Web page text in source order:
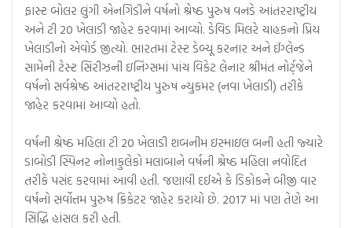
ફાસ્ટ બોલર લુંગી એનગિડીને વર્ષનો શ્રેષ્ઠ પુરુષ વનડે આંતરરાષ્ટ્રીય
અને ટી 20 ખેલાડી જાહેર કરવામાં આવ્યો. ડેવિડ મિલરે ચાહકનો પ્રિય
ખેલાડીનો એવોર્ડ જીત્યો. ભારતમાં ટેસ્ટ ડેબ્યૂ કરનાર અને ઈંગ્લેન્ડ
સામેની ટેસ્ટ સિરીઝની ઇનિંગ્સમાં પાંચ વિકેટ લેનાર શ્રીમંત નોર્ટ્જેને
વર્ષનો સર્વશ્રેષ્ઠ આંતરરાષ્ટ્રીય પુરુષ ન્યુકમર (નવા ખેલાડી) તરીકે
જાહેર કરવામાં આવ્યો હતો.
વર્ષની શ્રેષ્ઠ મહિલા ટી 20 ખેલાડી શબનીમ ઇસ્માઇલ બની હતી જ્યારે
ડાબોડી સ્પિનર ​​નોનાકુલેકો મલાબાને વર્ષની શ્રેષ્ઠ મહિલા નવોદિત
તરીકે પસંદ કરવામાં આવી હતી. જણાવી દઈએ કે ડિકોકને બીજી વાર
વર્ષનો સર્વોત્તમ પુરુષ ક્રિકેટર જાહેર કરાયો છે. 2017 માં પણ તેણે આ
સિદ્ધિ હાંસલ કરી હતી.